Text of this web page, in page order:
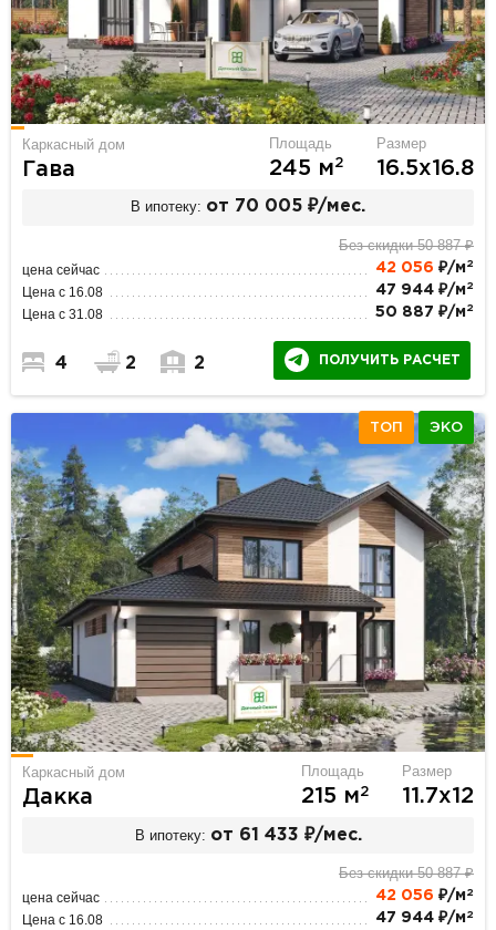
Каркасный дом
Гава
Площадь
245 м2
Размер
16.5х16.8
В ипотеку: от 70 005 ₽/мес.
Без скидки 50 887 ₽
цена сейчас 42 056 ₽/м 2
Цена с 16.08 47 944 ₽/м 2
Цена с 31.08 50 887 ₽/м 2
4 2 2 ПОЛУЧИТЬ РАСЧЕТ
ТОП ЭКО
Каркасный дом
Дакка
Площадь
215 м2
Размер
11.7х12
В ипотеку: от 61 433 ₽/мес.
Без скидки 50 887 ₽
цена сейчас 42 056 ₽/м 2
Цена с 16.08 47 944 ₽/м 2